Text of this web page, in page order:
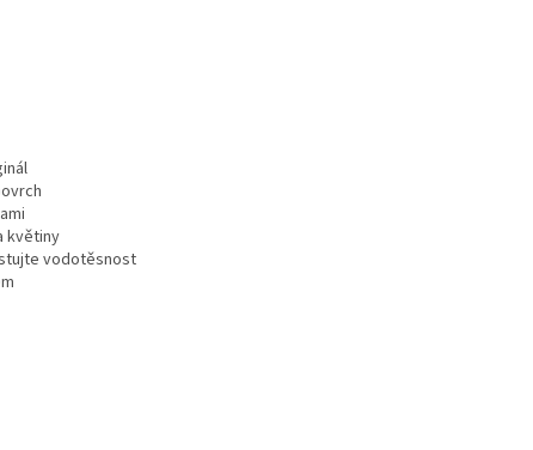
květiny
vodotěsnost